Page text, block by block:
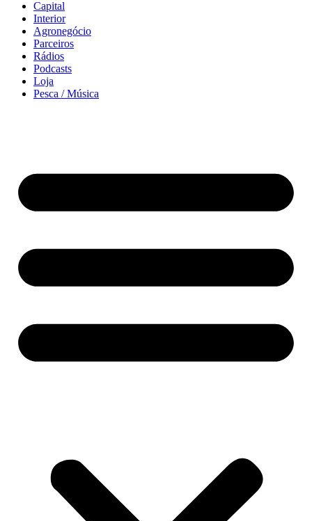
Capital
Interior
Agronegócio
Parceiros
Rádios
Podcasts
Loja
Pesca / Música